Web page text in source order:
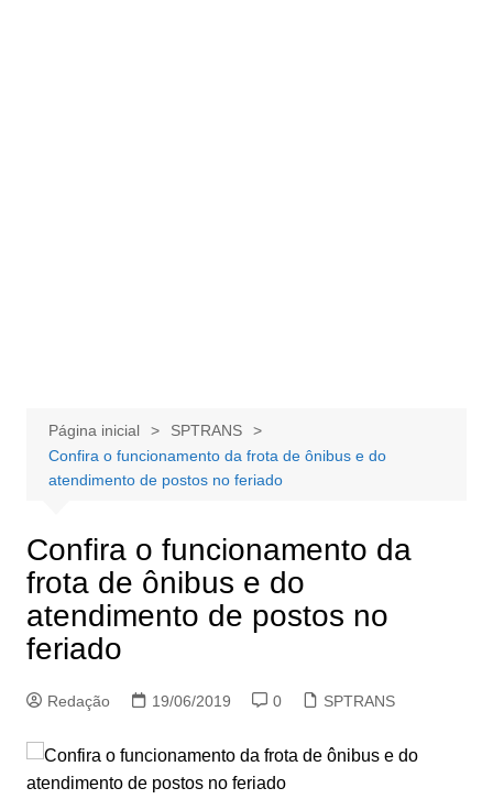
Página inicial
SPTRANS
Confira o funcionamento da frota de ônibus e do
atendimento de postos no feriado
Confira o funcionamento da
frota de ônibus e do
atendimento de postos no
feriado
Redação 19/06/2019 0 SPTRANS